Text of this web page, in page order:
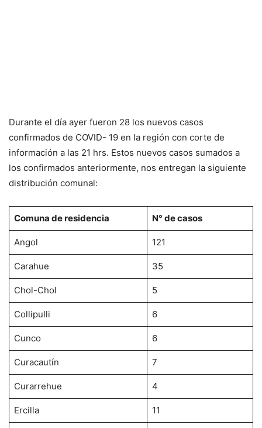
Durante el día ayer fueron 28 los nuevos casos
confirmados de COVID- 19 en la región con corte de
información a las 21 hrs. Estos nuevos casos sumados a
los confirmados anteriormente, nos entregan la siguiente
distribución comunal:
Comuna de residencia N° de casos
Angol 121
Carahue 35
Chol-Chol 5
Collipulli 6
Cunco 6
Curacautín 7
Curarrehue 4
Ercilla 11